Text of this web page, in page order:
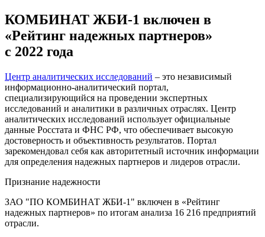
КОМБИНАТ ЖБИ-1 включен в
«Рейтинг надежных партнеров»
с 2022 года
Центр аналитических исследований – это независимый
информационно-аналитический портал,
специализирующийся на проведении экспертных
исследований и аналитики в различных отраслях. Центр
аналитических исследований использует официальные
данные Росстата и ФНС РФ, что обеспечивает высокую
достоверность и объективность результатов. Портал
зарекомендовал себя как авторитетный источник информации
для определения надежных партнеров и лидеров отрасли.
Признание надежности
ЗАО "ПО КОМБИНАТ ЖБИ-1" включен в «Рейтинг
надежных партнеров» по итогам анализа 16 216 предприятий
отрасли.